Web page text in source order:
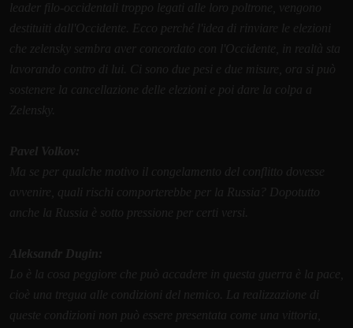
leader filo-occidentali troppo legati alle loro poltrone, vengono
destituiti dall'Occidente. Ecco perché l'idea di rinviare le elezioni
che zelensky sembra aver concordato con l'Occidente, in realtà sta
lavorando contro di lui. Ci sono due pesi e due misure, ora si può
sostenere la cancellazione delle elezioni e poi dare la colpa a
Zelensky.
Pavel Volkov:
Ma se per qualche motivo il congelamento del conflitto dovesse
avvenire, quali rischi comporterebbe per la Russia? Dopotutto
anche la Russia è sotto pressione per certi versi.
Aleksandr Dugin:
Lo è la cosa peggiore che può accadere in questa guerra è la pace,
cioè una tregua alle condizioni del nemico. La realizzazione di
queste condizioni non può essere presentata come una vittoria,